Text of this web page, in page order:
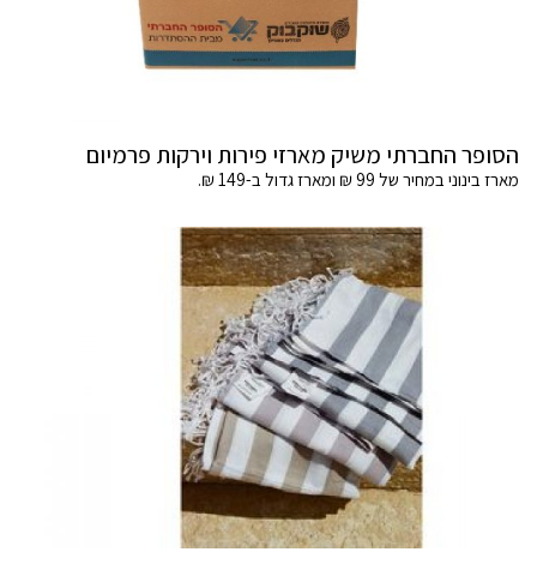
הסופר החברתי משיק מארזי פירות וירקות פרמיום
מארז בינוני במחיר של 99 ₪ ומארז גדול ב-149 ₪.